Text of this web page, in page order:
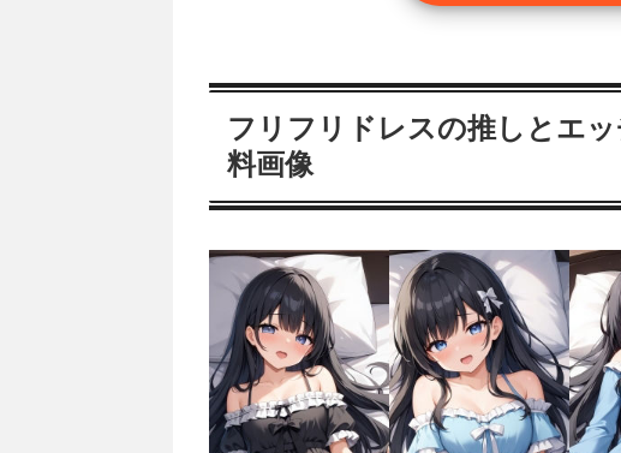
フリフリドレスの推しとエ
料画像